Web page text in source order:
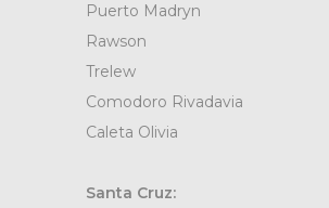
Puerto Madryn
Rawson
Trelew
Comodoro Rivadavia
Caleta Olivia
Santa Cruz: